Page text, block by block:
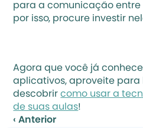
para a comunicação entre
por isso, procure investir
Agora que você já
aplicativos, aproveite para
descobrir como usar a
de suas aulas!
‹ Anterior